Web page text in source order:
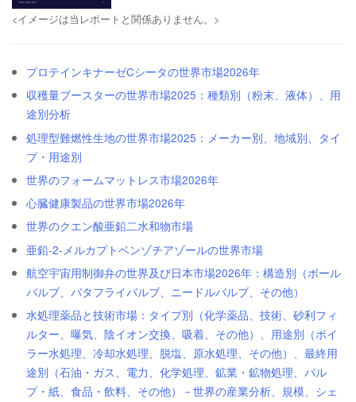
<イメージは当レポートと関係ありません。>
プロテインキナーゼCシータの世界市場2026年
収穫量ブースターの世界市場2025：種類別（粉末、液体）、用
途別分析
処理型難燃性生地の世界市場2025：メーカー別、地域別、タイ
プ・用途別
世界のフォームマットレス市場2026年
心臓健康製品の世界市場2026年
世界のクエン酸亜鉛二水和物市場
亜鉛-2-メルカプトベンゾチアゾールの世界市場
航空宇宙用制御弁の世界及び日本市場2026年：構造別（ボール
バルブ、バタフライバルブ、ニードルバルブ、その他）
水処理薬品と技術市場：タイプ別（化学薬品、技術、砂利フィ
ルター、曝気、陰イオン交換、吸着、その他）、用途別（ボイ
ラー水処理、冷却水処理、脱塩、原水処理、その他）、最終用
途別（石油・ガス、電力、化学処理、鉱業・鉱物処理、パル
プ・紙、食品・飲料、その他）－世界の産業分析、規模、シェ